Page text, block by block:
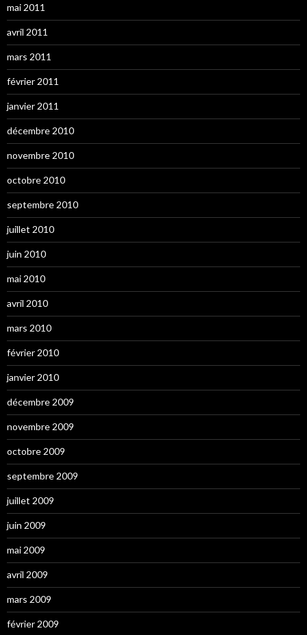
mai 2011
avril 2011
mars 2011
février 2011
janvier 2011
décembre 2010
novembre 2010
octobre 2010
septembre 2010
juillet 2010
juin 2010
mai 2010
avril 2010
mars 2010
février 2010
janvier 2010
décembre 2009
novembre 2009
octobre 2009
septembre 2009
juillet 2009
juin 2009
mai 2009
avril 2009
mars 2009
février 2009